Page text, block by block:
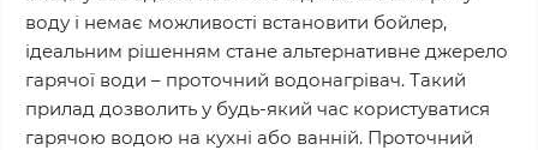
воду і немає можливості встановити бойлер,
ідеальним рішенням стане альтернативне джерело
гарячої води – проточний водонагрівач. Такий
прилад дозволить у будь-який час користуватися
гарячою водою на кухні або ванній. Проточний